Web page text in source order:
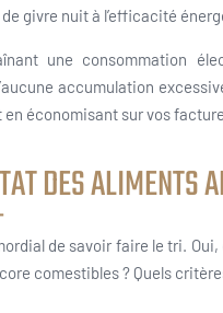
givre nuit à l’efficacité
une consommation
accumulation
économisant sur vos
DES ALIMENTS
de savoir faire le tri.
comestibles ? Quels